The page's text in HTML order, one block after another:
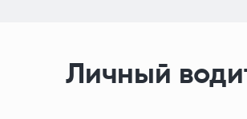
Личный